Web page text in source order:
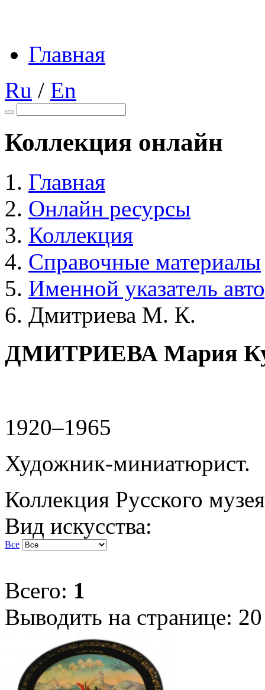
Главная
Ru / En
Коллекция онлайн
Главная
Онлайн ресурсы
Коллекция
Справочные материалы
Именной указатель
Дмитриева М. К.
ДМИТРИЕВА Мария
1920–1965
Художник-миниатюрист.
Коллекция Русского музея
Вид искусства:
Все
Всего: 1
Выводить на странице: 20